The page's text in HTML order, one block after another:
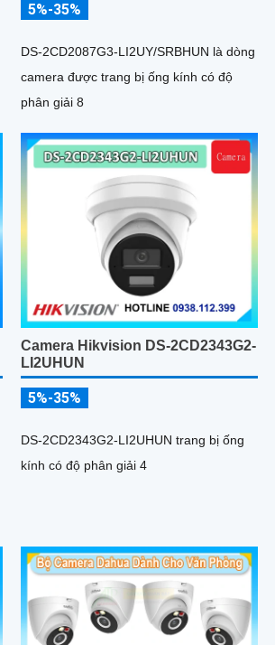
5%-35%
DS-2CD2087G3-LI2UY/SRBHUN là dòng
camera được trang bị ống kính có độ
phân giải 8
Camera Hikvision DS-2CD2343G2-
LI2UHUN
5%-35%
DS-2CD2343G2-LI2UHUN trang bị ống
kính có độ phân giải 4